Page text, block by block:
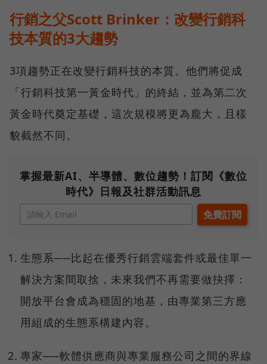
行銷之父Scott Brinker：改變行銷科
技本質的3大趨勢
3項趨勢正在改變行銷科技的本質。他們將促成
「行銷科技第一黃金時代」的終結，並為第二次
黃金時代奠定基礎，這次規模將更為龐大，且樣
貌截然不同。
掌握最新AI、半導體、數位趨勢！訂閱《數位
時代》日報及社群活動訊息
生態系──比起在優秀行銷雲端套件或最佳單一
解決方案間取捨，未來我們不再需要做抉擇：
開放平台會成為穩固的地基，由專業第三方應
用組成的生態系構建內容。
專家──軟體供應商與專業服務公司之間的界線